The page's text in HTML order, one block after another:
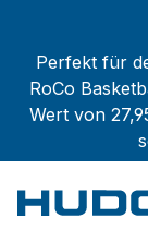
Perfekt für
RoCo
Wert von